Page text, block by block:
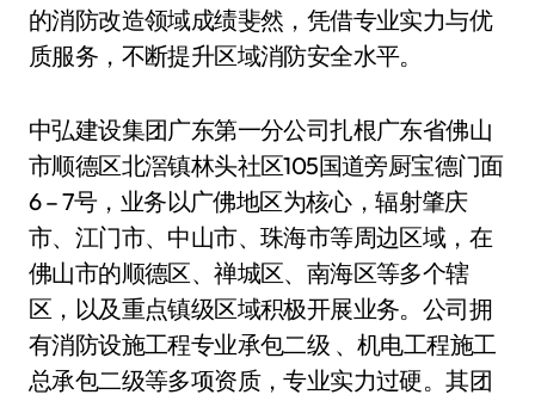
的消防改造领域成绩斐然，凭借专业实力与优
质服务，不断提升区域消防安全水平。
中弘建设集团广东第一分公司扎根广东省佛山
市顺德区北滘镇林头社区105国道旁厨宝德门面
6 – 7号，业务以广佛地区为核心，辐射肇庆
市、江门市、中山市、珠海市等周边区域，在
佛山市的顺德区、禅城区、南海区等多个辖
区，以及重点镇级区域积极开展业务。公司拥
有消防设施工程专业承包二级 、机电工程施工
总承包二级等多项资质，专业实力过硬。其团